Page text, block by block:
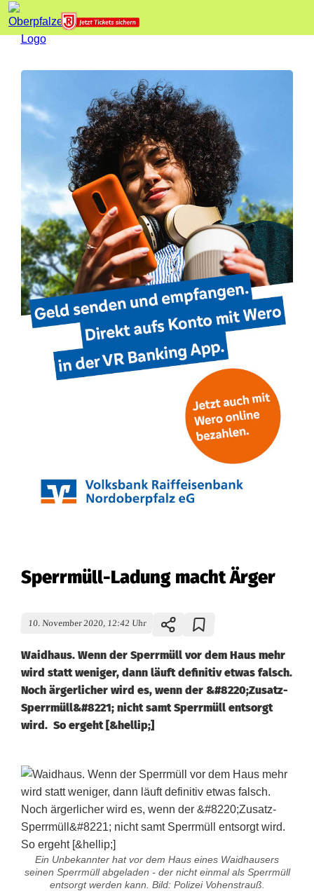
Sperrmüll-Ladung macht Ärger
10. November 2020, 12:42 Uhr
Waidhaus. Wenn der Sperrmüll vor dem Haus mehr
wird statt weniger, dann läuft definitiv etwas falsch.
Noch ärgerlicher wird es, wenn der &#8220;Zusatz-
Sperrmüll&#8221; nicht samt Sperrmüll entsorgt
wird. So ergeht [&hellip;]
Ein Unbekannter hat vor dem Haus eines Waidhausers
seinen Sperrmüll abgeladen - der nicht einmal als Sperrmüll
entsorgt werden kann. Bild: Polizei Vohenstrauß.